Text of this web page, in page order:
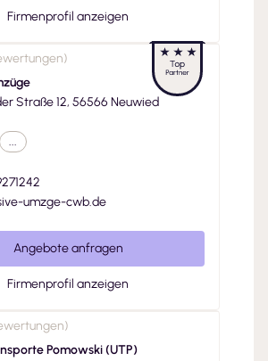
Firmenprofil anzeigen
)
Straße 12, 56566 Neuwied
...
umzge-cwb.de
Angebote anfragen
Firmenprofil anzeigen
)
Pomowski (UTP)